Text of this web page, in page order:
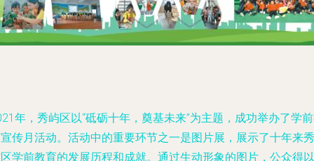
年，秀屿区以“砥砺十年，奠基未来”为主题，成功举办了学
传月活动。活动中的重要环节之一是图片展，展示了十年来秀
学前教育的发展历程和成就。通过生动形象的图片，公众得以